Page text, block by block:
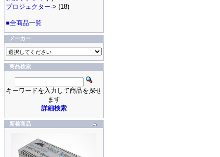
プロジェクター-> (18)
■全商品一覧
メーカー
商品検索
キーワードを入力して商品を探せ
ます
詳細検索
新着商品